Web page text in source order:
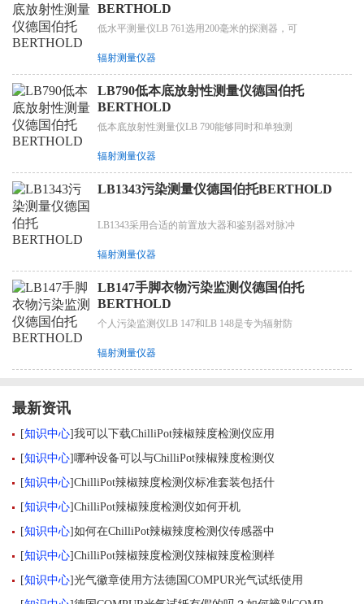
BERTHOLD
低水平测量仪LB 761选用200毫米的探测器，可
辐射测量仪器
LB790低本底放射性测量仪德国伯托
BERTHOLD
低本底放射性测量仪LB 790能够同时和单独测
辐射测量仪器
LB1343污染测量仪德国伯托BERTHOLD
LB1343采用合适的前置放大器和鉴别器对脉冲
辐射测量仪器
LB147手脚衣物污染监测仪德国伯托
BERTHOLD
个人污染监测仪LB 147和LB 148是专为辐射防
辐射测量仪器
最新资讯
[知识中心]我可以下载ChilliPot辣椒辣度检测仪应用
[知识中心] 哪种设备可以与ChilliPot辣椒辣度检测仪
[知识中心]ChilliPot辣椒辣度检测仪标准套装包括什
[知识中心]ChilliPot辣椒辣度检测仪如何开机
[知识中心]如何在ChilliPot辣椒辣度检测仪传感器中
[知识中心]ChilliPot辣椒辣度检测仪辣椒辣度检测样
[知识中心]光气徽章使用方法德国COMPUR光气试纸使用